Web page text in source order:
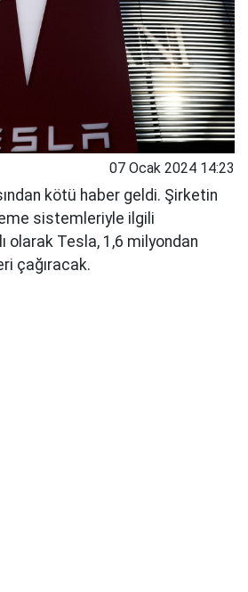
07 Ocak 2024 14:23
kötü haber geldi. Şirketin
sistemleriyle ilgili
olarak Tesla, 1,6 milyondan
çağıracak.